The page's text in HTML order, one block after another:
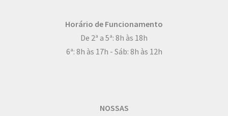
Horário de Funcionamento
De 2ª a 5ª: 8h às 18h
6ª: 8h às 17h - Sáb: 8h às 12h
NOSSAS